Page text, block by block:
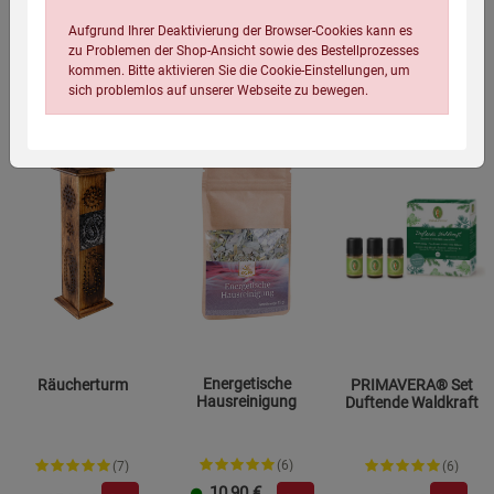
34,99 € 34,99
Räucherturm
(7)
Energetische
Hausreinigung
(6)
PRIMAVERA® Set
Duftende Waldkraft
(6)
Aufgrund Ihrer Deaktivierung der Browser-Cookies kann es
zu Problemen der Shop-Ansicht sowie des Bestellprozesses
kommen. Bitte aktivieren Sie die Cookie-Einstellungen, um
sich problemlos auf unserer Webseite zu bewegen.
Einstellungen speichern für die GruppeEinstellungen speichern für die Gruppe
Cookie-Informationenanzeigen